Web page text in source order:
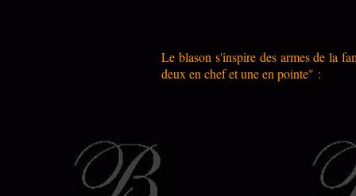
Le blason s'inspire des armes de la
deux en chef et une en pointe" :